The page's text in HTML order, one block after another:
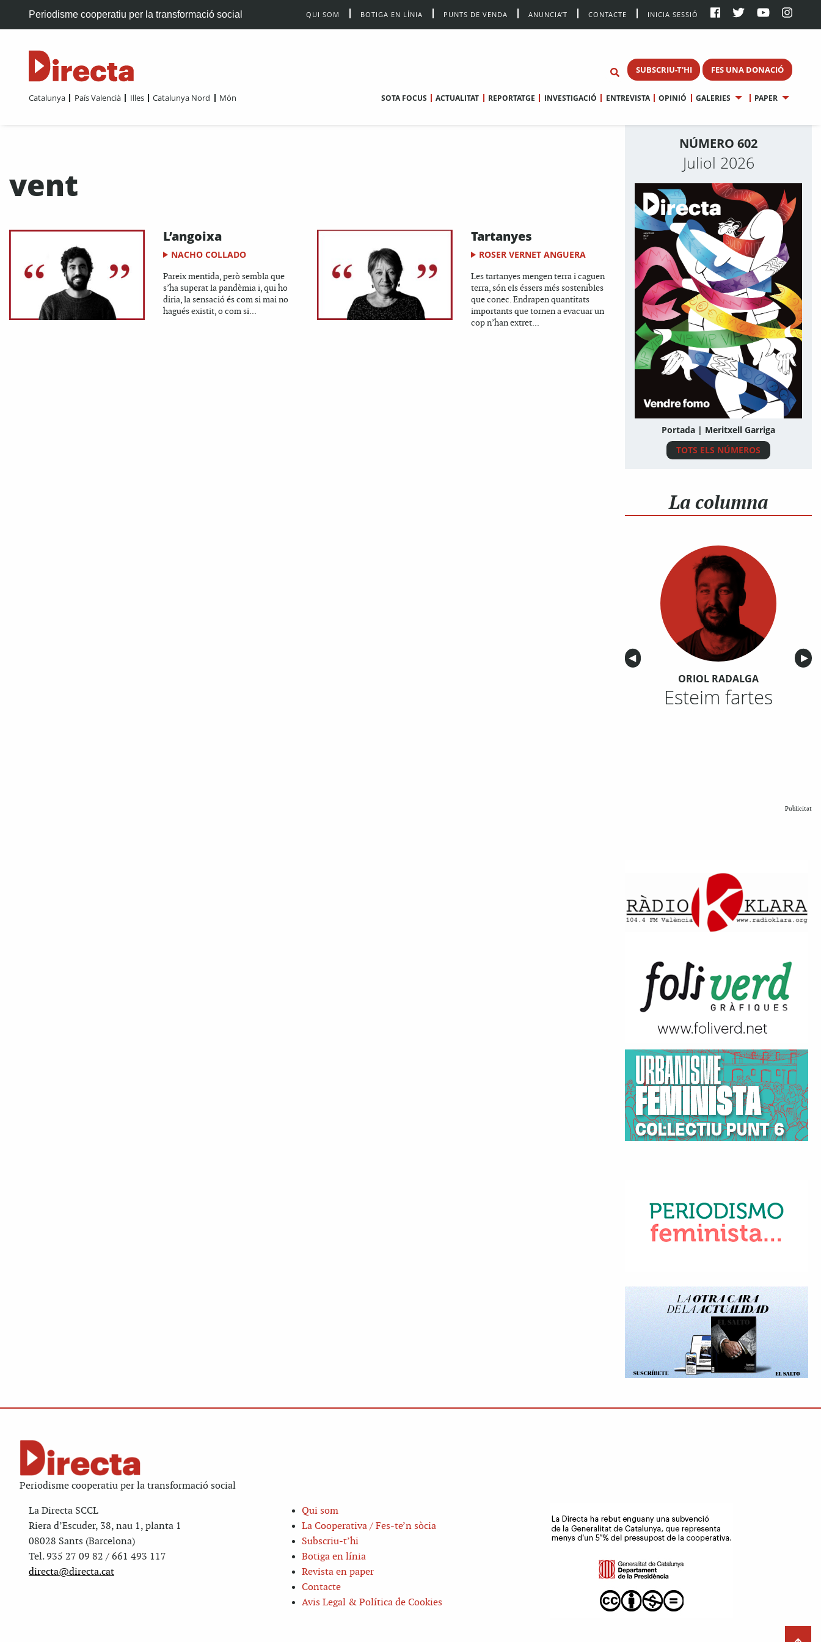
Periodisme cooperatiu per la transformació social QUI SOM BOTIGA EN LÍNIA PUNTS DE VENDA ANUNCIA’T CONTACTE INICIA SESSIÓ
SUBSCRIU-T'HI FES UNA DONACIÓ
Catalunya País Valencià Illes Catalunya Nord Món SOTA FOCUS ACTUALITAT REPORTATGE INVESTIGACIÓ ENTREVISTA OPINIÓ GALERIES PAPER
vent
L’angoixa
NACHO COLLADO
Pareix mentida, però sembla que
s’ha superat la pandèmia i, qui ho
diria, la sensació és com si mai no
hagués existit, o com si...
Tartanyes
ROSER VERNET ANGUERA
Les tartanyes mengen terra i caguen
terra, són els éssers més sostenibles
que conec. Endrapen quantitats
importants que tornen a evacuar un
cop n’han extret...
NÚMERO 602
Juliol 2026
Portada | Meritxell Garriga
TOTS ELS NÚMEROS
La columna
Anterior
◀︎ ▶︎
ORIOL RADALGA
Esteim fartes
Publicitat
Periodisme cooperatiu per la transformació social
La Directa SCCL
Riera d’Escuder, 38, nau 1, planta 1
08028 Sants (Barcelona)
Tel. 935 27 09 82 / 661 493 117
directa@directa.cat
Qui som
La Cooperativa / Fes-te’n sòcia
Subscriu-t’hi
Botiga en línia
Revista en paper
Contacte
Avis Legal & Política de Cookies